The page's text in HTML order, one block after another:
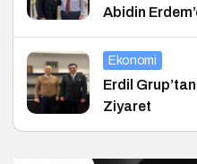
Abidin
Ekonomi
Erdil
Ziyaret